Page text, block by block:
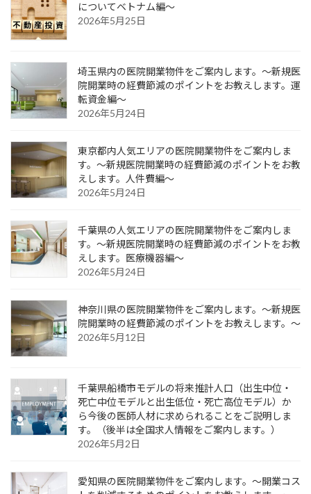
についてベトナム編～
2026年5月25日
埼玉県内の医院開業物件をご案内します。～新規医
院開業時の経費節減のポイントをお教えします。運
転資金編～
2026年5月24日
東京都内人気エリアの医院開業物件をご案内しま
す。～新規医院開業時の経費節減のポイントをお教
えします。人件費編～
2026年5月24日
千葉県の人気エリアの医院開業物件をご案内しま
す。～新規医院開業時の経費節減のポイントをお教
えします。医療機器編～
2026年5月24日
神奈川県の医院開業物件をご案内します。～新規医
院開業時の経費節減のポイントをお教えします。～
2026年5月12日
千葉県船橋市モデルの将来推計人口（出生中位・
死亡中位モデルと出生低位・死亡高位モデル）か
ら今後の医師人材に求められることをご説明しま
す。（後半は全国求人情報をご案内します。）
2026年5月2日
愛知県の医院開業物件をご案内します。～開業コス